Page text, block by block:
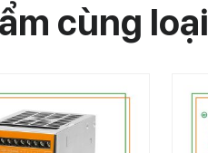
cùng loại